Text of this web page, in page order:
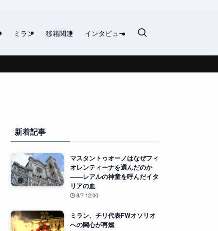
ミラン 移籍関連 インタビュー
新着記事
マスタントゥオーノはなぜフィ
オレンティーナを選んだのか
――レアルの神童を呼んだイタ
リアの血
8/7 12:00
ミラン、チリ代表FWオソリオ
への関心が再燃